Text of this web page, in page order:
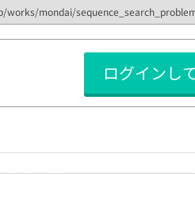
ント 新卒エージェント
イベント・セミナー
インタビュー
就活成功ガイド
ナレ
リフ
プラン
個人
学校
ログインし